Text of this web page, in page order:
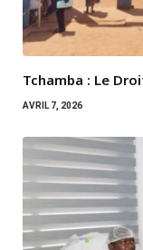
Tchamba : Le
AVRIL 7, 2026